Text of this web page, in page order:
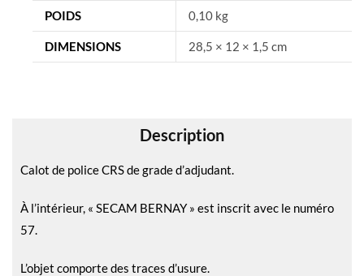
n
a
t
:
POIDS 0,10 kg
DIMENSIONS 28,5 × 12 × 1,5 cm
Description
Calot de police CRS de grade d’adjudant.
À l’intérieur, « SECAM BERNAY » est inscrit avec le numéro
57.
L’objet comporte des traces d’usure.